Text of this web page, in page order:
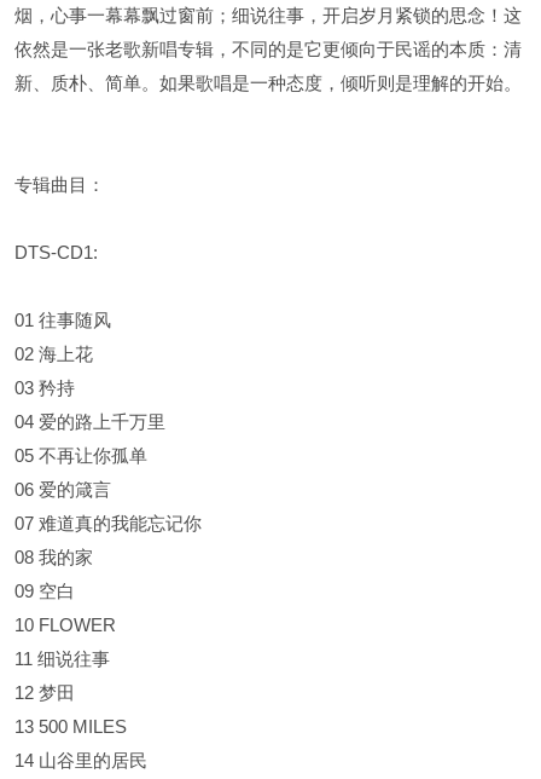
烟，心事一幕幕飘过窗前；细说往事，开启岁月紧锁的思念！这
依然是一张老歌新唱专辑，不同的是它更倾向于民谣的本质：清
新、质朴、简单。如果歌唱是一种态度，倾听则是理解的开始。
专辑曲目：
DTS-CD1:
01 往事随风
02 海上花
03 矜持
04 爱的路上千万里
05 不再让你孤单
06 爱的箴言
07 难道真的我能忘记你
08 我的家
09 空白
10 FLOWER
11 细说往事
12 梦田
13 500 MILES
14 山谷里的居民